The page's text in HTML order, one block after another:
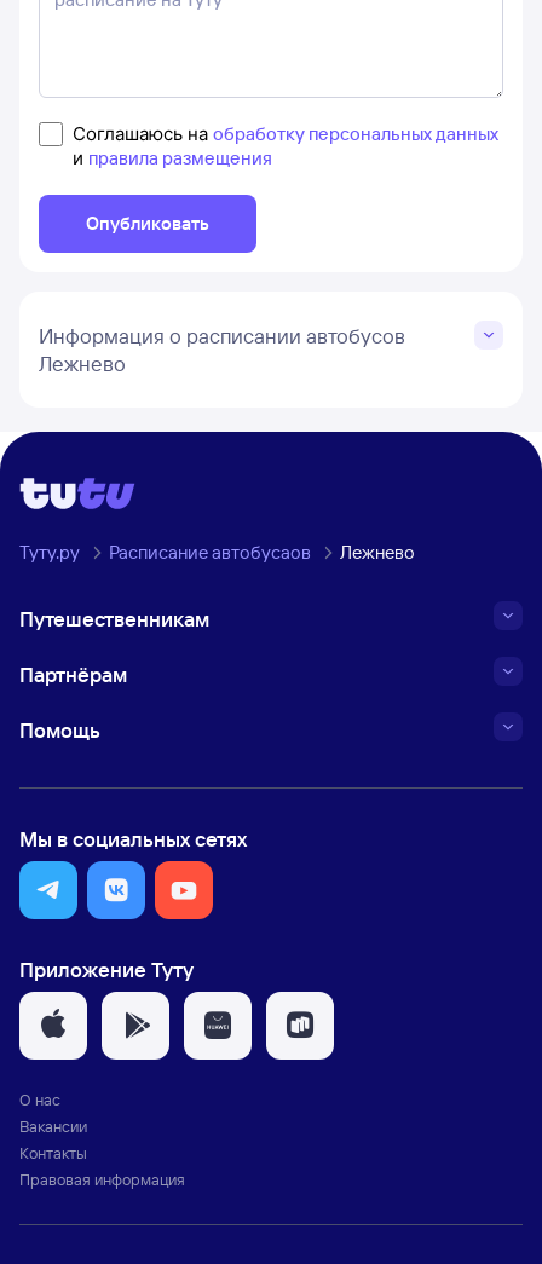
Соглашаюсь на обработку персональных данных
и правила размещения
Опубликовать
Информация о расписании автобусов
Лежнево
Туту.ру Расписание автобусаов Лежнево
Путешественникам
Партнёрам
Помощь
Мы в социальных сетях
Приложение Туту
О нас
Вакансии
Контакты
Правовая информация